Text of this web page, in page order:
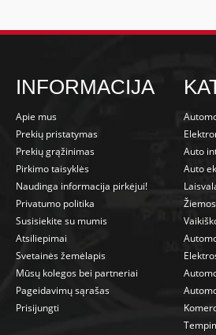
INFORMACIJA
Apie mus
Prekių pristatymas
Prekių grąžinimas
Pirkimo taisyklės
Naudinga informacija pirkėjui!
Privatumo politika
Susisiekite su mumis
Atsiliepimai
Svetainės žemėlapis
Mūsų kolegos bei partneriai
Pageidavimų sąrašas
Prisijungti
Auto
Auto